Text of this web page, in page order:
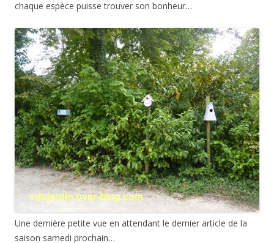
chaque espèce puisse trouver son bonheur…
Une dernière petite vue en attendant le dernier article de la
saison samedi prochain…